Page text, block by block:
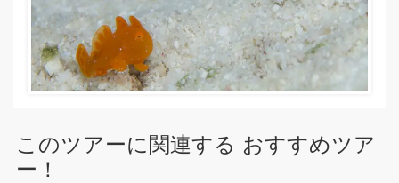
このツアーに関連する おすすめツア
ー！